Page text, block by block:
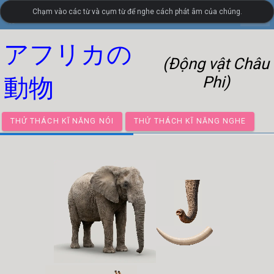
LanguageGuide.org•Từ vựng hình ảnh tiếng Nhật
アフリカの
動物
(Động vật Châu
Phi)
THỬ THÁCH KĨ NĂNG NÓI
Chạm vào các từ và cụm từ để nghe cách phát âm của chúng.